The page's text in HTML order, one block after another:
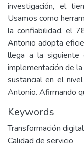
investigación, el
Usamos como
la confiabilidad, el
Antonio adopta
llega a la siguiente
implementación de
sustancial en el
Antonio. Afirmando
Keywords
Transformación digital
Calidad de servicio